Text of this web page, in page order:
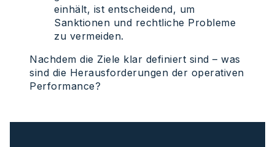
einhält, ist entscheidend, um
Sanktionen und rechtliche Probleme
zu vermeiden.
Nachdem die Ziele klar definiert sind – was
sind die Herausforderungen der operativen
Performance?